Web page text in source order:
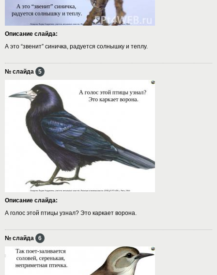
Описание слайда:
А это “звенит” синичка, радуется солнышку и теплу.
№ слайда 5
Описание слайда:
А голос этой птицы узнал? Это каркает ворона.
№ слайда 6